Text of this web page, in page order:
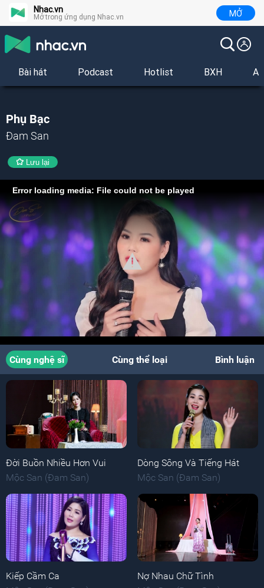
Nhac.vn
Mở trong ứng dụng Nhac.vn MỞ
Bài hát Podcast Hotlist BXH
Phụ Bạc
Đam San
Lưu lại
Error loading media: File could not be played
Cùng nghệ sĩ Cùng thể loại Bình luận
Đời Buồn Nhiều Hơn Vui
Mộc San (Đam San)
Dòng Sông Và Tiếng Hát
Mộc San (Đam San)
Kiếp Cầm Ca
Nợ Nhau Chữ Tình